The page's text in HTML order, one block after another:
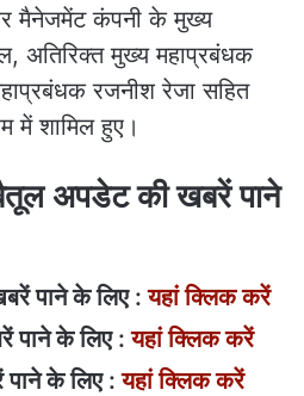
मैनेजमेंट कंपनी के मुख्य
अतिरिक्त मुख्य महाप्रबंधक
रजनीश रेजा सहित
में शामिल हुए।
अपडेट की खबरें पाने
पाने के लिए :यहां क्लिक करें
पाने के लिए :यहां क्लिक करें
के लिए :यहां क्लिक करें